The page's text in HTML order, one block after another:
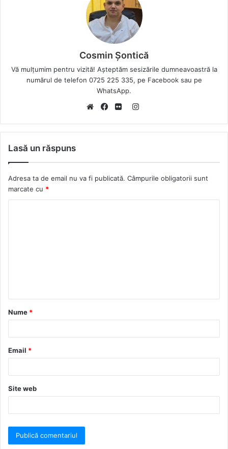
Cosmin Șontică
Vă mulțumim pentru vizită! Așteptăm sesizările dumneavoastră la
numărul de telefon 0725 225 335, pe Facebook sau pe
WhatsApp.
e
a
o
l
r
I
s
r
Lasă un răspuns
Adresa ta de email nu va fi publicată. Câmpurile obligatorii sunt
marcate cu *
Nume *
Email *
Site web